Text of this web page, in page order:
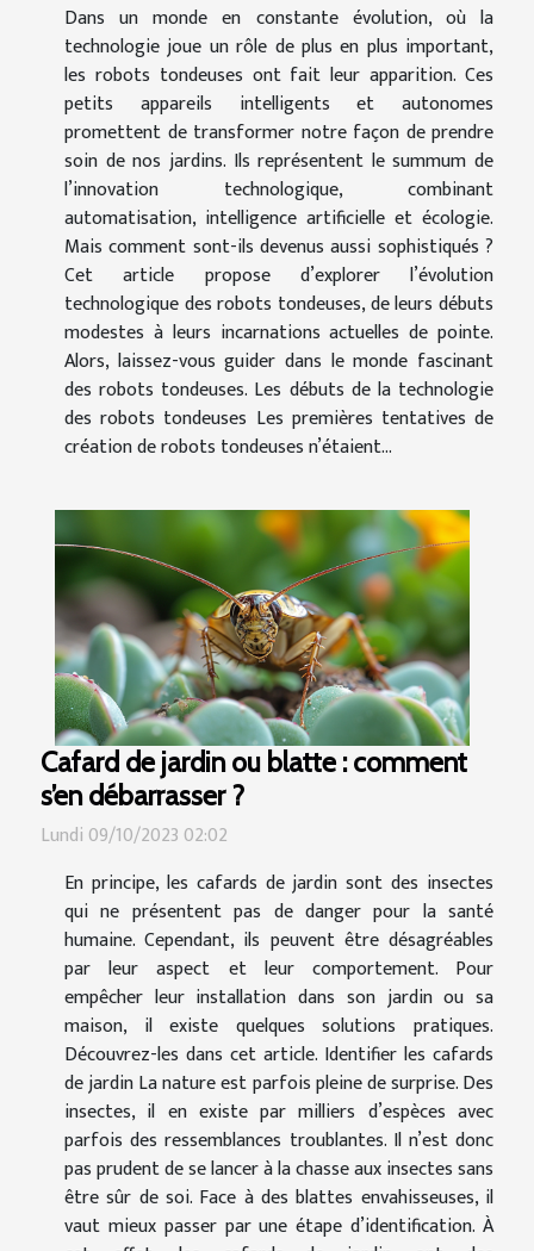
Dans un monde en constante évolution, où la
technologie joue un rôle de plus en plus important,
les robots tondeuses ont fait leur apparition. Ces
petits appareils intelligents et autonomes
promettent de transformer notre façon de prendre
soin de nos jardins. Ils représentent le summum de
l’innovation technologique, combinant
automatisation, intelligence artificielle et écologie.
Mais comment sont-ils devenus aussi sophistiqués ?
Cet article propose d’explorer l’évolution
technologique des robots tondeuses, de leurs débuts
modestes à leurs incarnations actuelles de pointe.
Alors, laissez-vous guider dans le monde fascinant
des robots tondeuses. Les débuts de la technologie
des robots tondeuses Les premières tentatives de
création de robots tondeuses n’étaient...
Cafard de jardin ou blatte : comment
s’en débarrasser ?
Lundi 09/10/2023 02:02
En principe, les cafards de jardin sont des insectes
qui ne présentent pas de danger pour la santé
humaine. Cependant, ils peuvent être désagréables
par leur aspect et leur comportement. Pour
empêcher leur installation dans son jardin ou sa
maison, il existe quelques solutions pratiques.
Découvrez-les dans cet article. Identifier les cafards
de jardin La nature est parfois pleine de surprise. Des
insectes, il en existe par milliers d’espèces avec
parfois des ressemblances troublantes. Il n’est donc
pas prudent de se lancer à la chasse aux insectes sans
être sûr de soi. Face à des blattes envahisseuses, il
vaut mieux passer par une étape d’identification. À